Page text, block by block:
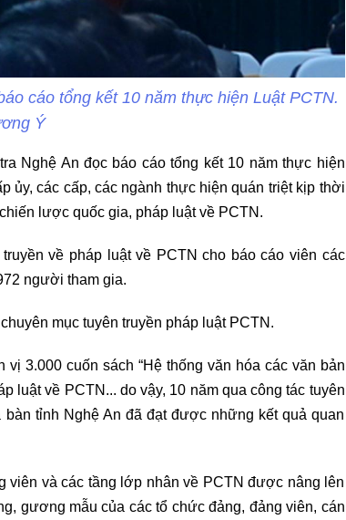
cáo tổng kết 10 năm thực hiện Luật PCTN.
Ý
Nghệ An đọc báo cáo tổng kết 10 năm thực hiện
ủy, các cấp, các ngành thực hiện quán triệt kịp thời
lược quốc gia, pháp luật về PCTN.
về pháp luật về PCTN cho báo cáo viên các
người tham gia.
mục tuyên truyền pháp luật PCTN.
3.000 cuốn sách “Hệ thống văn hóa các văn bản
luật về PCTN... do vậy, 10 năm qua công tác tuyên
tỉnh Nghệ An đã đạt được những kết quả quan
viên và các tầng lớp nhân về PCTN được nâng lên
gương mẫu của các tổ chức đảng, đảng viên, cán